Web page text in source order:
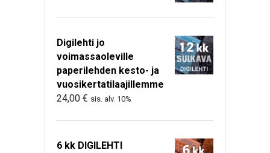
Digilehti jo
voimassaoleville
paperilehden kesto- ja
vuosikertatilaajillemme
24,00 € sis. alv. 10%
6 kk DIGILEHTI